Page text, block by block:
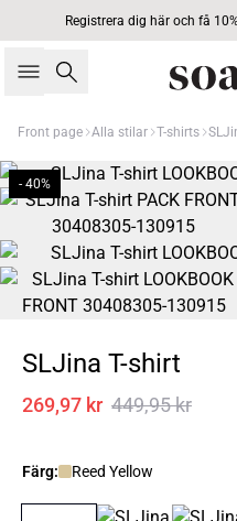
Registrera dig här och få
Sök
Front page Alla stilar T-shirts
- 40%
SLJina T-shirt
269,97 kr 449,95 kr
Färg: Reed Yellow